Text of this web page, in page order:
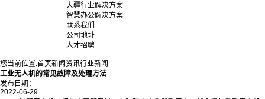
大疆行业解决方案
智慧办公解决方案
联系我们
公司地址
人才招聘
您当前位置:首页新闻资讯行业新闻
工业无人机的常见故障及处理方法
发布日期：
2022-06-29